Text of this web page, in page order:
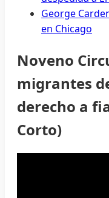
George
en Chicago
Noveno
migrantes
derecho a
Corto)